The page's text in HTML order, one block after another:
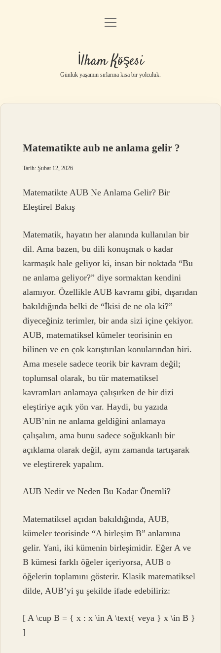
Anasayfa
Yasal Uyarı
menüyü
İlham Köşesi
Günlük yaşamın sırlarına kısa bir yolculuk.
Matematikte aub ne anlama gelir ?
Tarih: Şubat 12, 2026
Matematikte AUB Ne Anlama Gelir? Bir
Eleştirel Bakış
Matematik, hayatın her alanında kullanılan bir
dil. Ama bazen, bu dili konuşmak o kadar
karmaşık hale geliyor ki, insan bir noktada “Bu
ne anlama geliyor?” diye sormaktan kendini
alamıyor. Özellikle AUB kavramı gibi, dışarıdan
bakıldığında belki de “İkisi de ne ola ki?”
diyeceğiniz terimler, bir anda sizi içine çekiyor.
AUB, matematiksel kümeler teorisinin en
bilinen ve en çok karıştırılan konularından biri.
Ama mesele sadece teorik bir kavram değil;
toplumsal olarak, bu tür matematiksel
kavramları anlamaya çalışırken de bir dizi
eleştiriye açık yön var. Haydi, bu yazıda
AUB’nin ne anlama geldiğini anlamaya
çalışalım, ama bunu sadece soğukkanlı bir
açıklama olarak değil, aynı zamanda tartışarak
ve eleştirerek yapalım.
AUB Nedir ve Neden Bu Kadar Önemli?
Matematiksel açıdan bakıldığında, AUB,
kümeler teorisinde “A birleşim B” anlamına
gelir. Yani, iki kümenin birleşimidir. Eğer A ve
B kümesi farklı öğeler içeriyorsa, AUB o
öğelerin toplamını gösterir. Klasik matematiksel
dilde, AUB’yi şu şekilde ifade edebiliriz:
[ A \cup B = { x : x \in A \text{ veya } x \in B }
]